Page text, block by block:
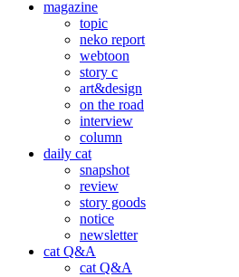
magazine
topic
neko report
webtoon
story c
art&design
on the road
interview
column
daily cat
snapshot
review
story goods
notice
newsletter
cat Q&A
cat Q&A